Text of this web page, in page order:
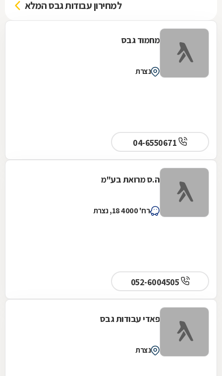
למחירון עבודות גבס המלא
מחמוד גבס
נצרת
ה.ס מרואת בע"מ
רח' 4000 18, נצרת
פאדי עבודות גבס
נצרת